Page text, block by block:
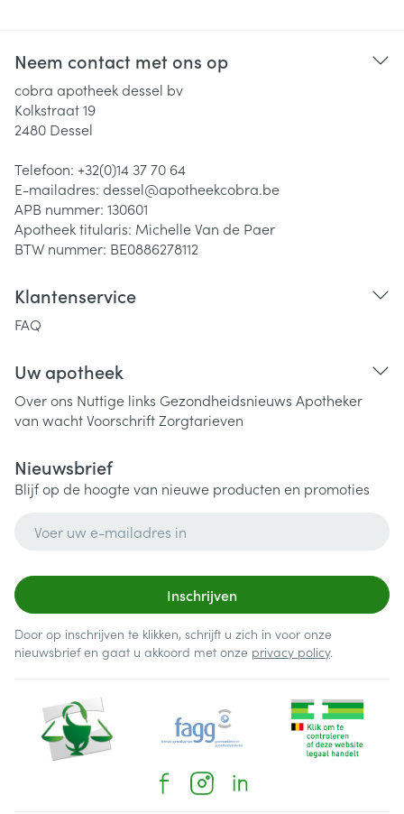
Neem contact met ons op
cobra apotheek dessel bv
Kolkstraat 19
2480 Dessel
Telefoon: +32(0)14 37 70 64
E-mailadres: dessel@apotheekcobra.be
APB nummer: 130601
Apotheek titularis: Michelle Van de Paer
BTW nummer: BE0886278112
Klantenservice
FAQ
Uw apotheek
Over ons Nuttige links Gezondheidsnieuws Apotheker
van wachtVoorschriftZorgtarieven
Nieuwsbrief
Blijf op de hoogte van nieuwe producten en promoties
Inschrijven
Door op inschrijven te klikken, schrijft u zich in voor onze
nieuwsbrief en gaat u akkoord met onze privacy policy.